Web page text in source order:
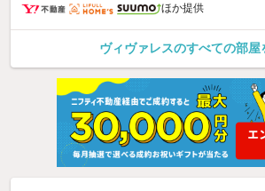
ほか提供
ヴィヴァレスのすべての部屋